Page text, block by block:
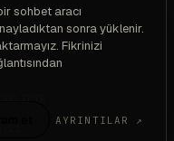
sohbet aracı
sonra yüklenir.
Fikrinizi
AYRINTILAR ↗